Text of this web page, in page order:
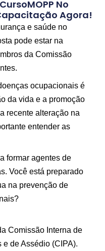
No
Agora!
e saúde no
pode estar na
da Comissão
ocupacionais é
da vida e a promoção
recente alteração na
entender as
formar agentes de
Você está preparado
na prevenção de
Comissão Interna de
e de Assédio (CIPA).